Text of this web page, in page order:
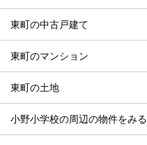
東町の中古戸建て
東町のマンション
東町の土地
小野小学校の周辺の物件をみる